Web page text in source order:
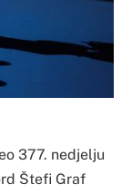
377. nedjelju
Štefi Graf